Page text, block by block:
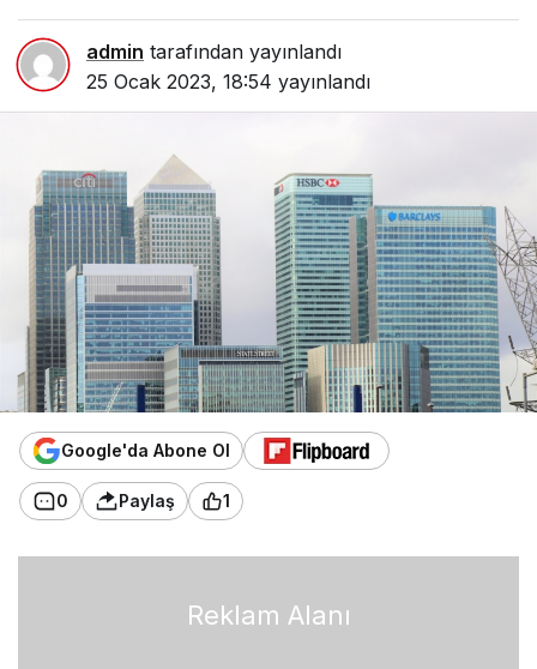
admin tarafından yayınlandı
25 Ocak 2023, 18:54 yayınlandı
Google'da Abone Ol
0 Paylaş 1
Reklam Alanı